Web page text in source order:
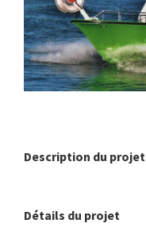
Description du projet
Détails du projet